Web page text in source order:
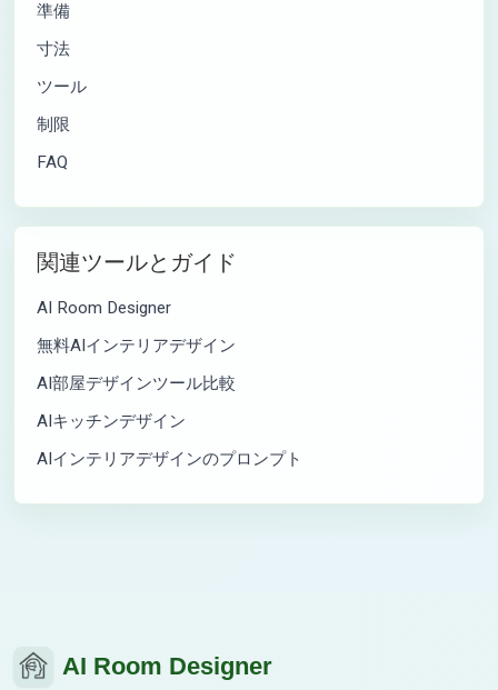
準備
寸法
ツール
制限
FAQ
関連ツールとガイド
AI Room Designer
無料AIインテリアデザイン
AI部屋デザインツール比較
AIキッチンデザイン
AIインテリアデザインのプロンプト
AI Room Designer